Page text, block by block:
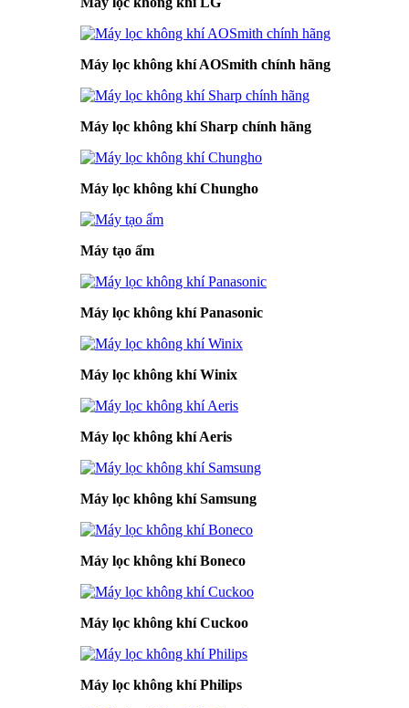
Máy lọc không khí AOSmith chính hãng
Máy lọc không khí Sharp chính hãng
Máy lọc không khí Chungho
Máy tạo ẩm
Máy lọc không khí Panasonic
Máy lọc không khí Winix
Máy lọc không khí Aeris
Máy lọc không khí Samsung
Máy lọc không khí Boneco
Máy lọc không khí Cuckoo
Máy lọc không khí Philips